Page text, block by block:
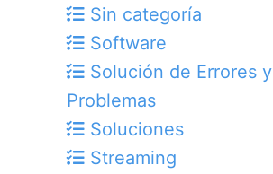
Sin categoría
Software
Solución de Errores y
Problemas
Soluciones
Streaming